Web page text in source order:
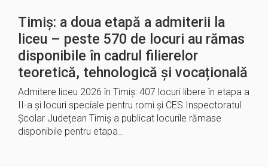
Timiș: a doua etapă a admiterii la
liceu – peste 570 de locuri au rămas
disponibile în cadrul filierelor
teoretică, tehnologică și vocațională
Admitere liceu 2026 în Timiș: 407 locuri libere în etapa a
II-a și locuri speciale pentru romi și CES Inspectoratul
Școlar Județean Timiș a publicat locurile rămase
disponibile pentru etapa…